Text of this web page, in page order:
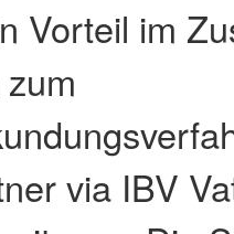
Vorteil im
via IBV